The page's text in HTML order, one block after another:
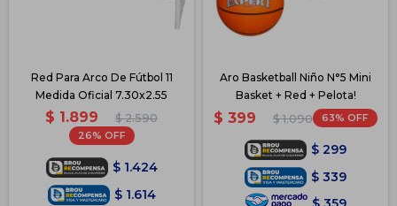
Red Para Arco De Fútbol 11
Medida Oficial 7.30x2.55
$ 1.899 $ 2.590
26
$ 1.424
$ 1.614
Aro Basketball Niño N°5 Mini
Basket + Red + Pelota!
$ 399 $ 1.090 63
$ 299
$ 339